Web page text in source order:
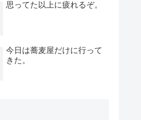
思ってた以上に疲れるぞ。
今日は蕎麦屋だけに行って
きた。